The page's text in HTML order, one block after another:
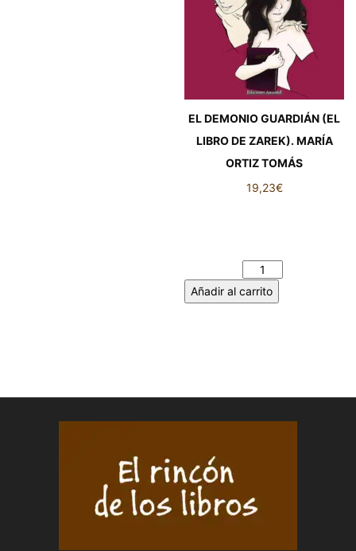
EL DEMONIO GUARDIÁN (EL
LIBRO DE ZAREK). MARÍA
ORTIZ TOMÁS
19,23€
Añadir al carrito